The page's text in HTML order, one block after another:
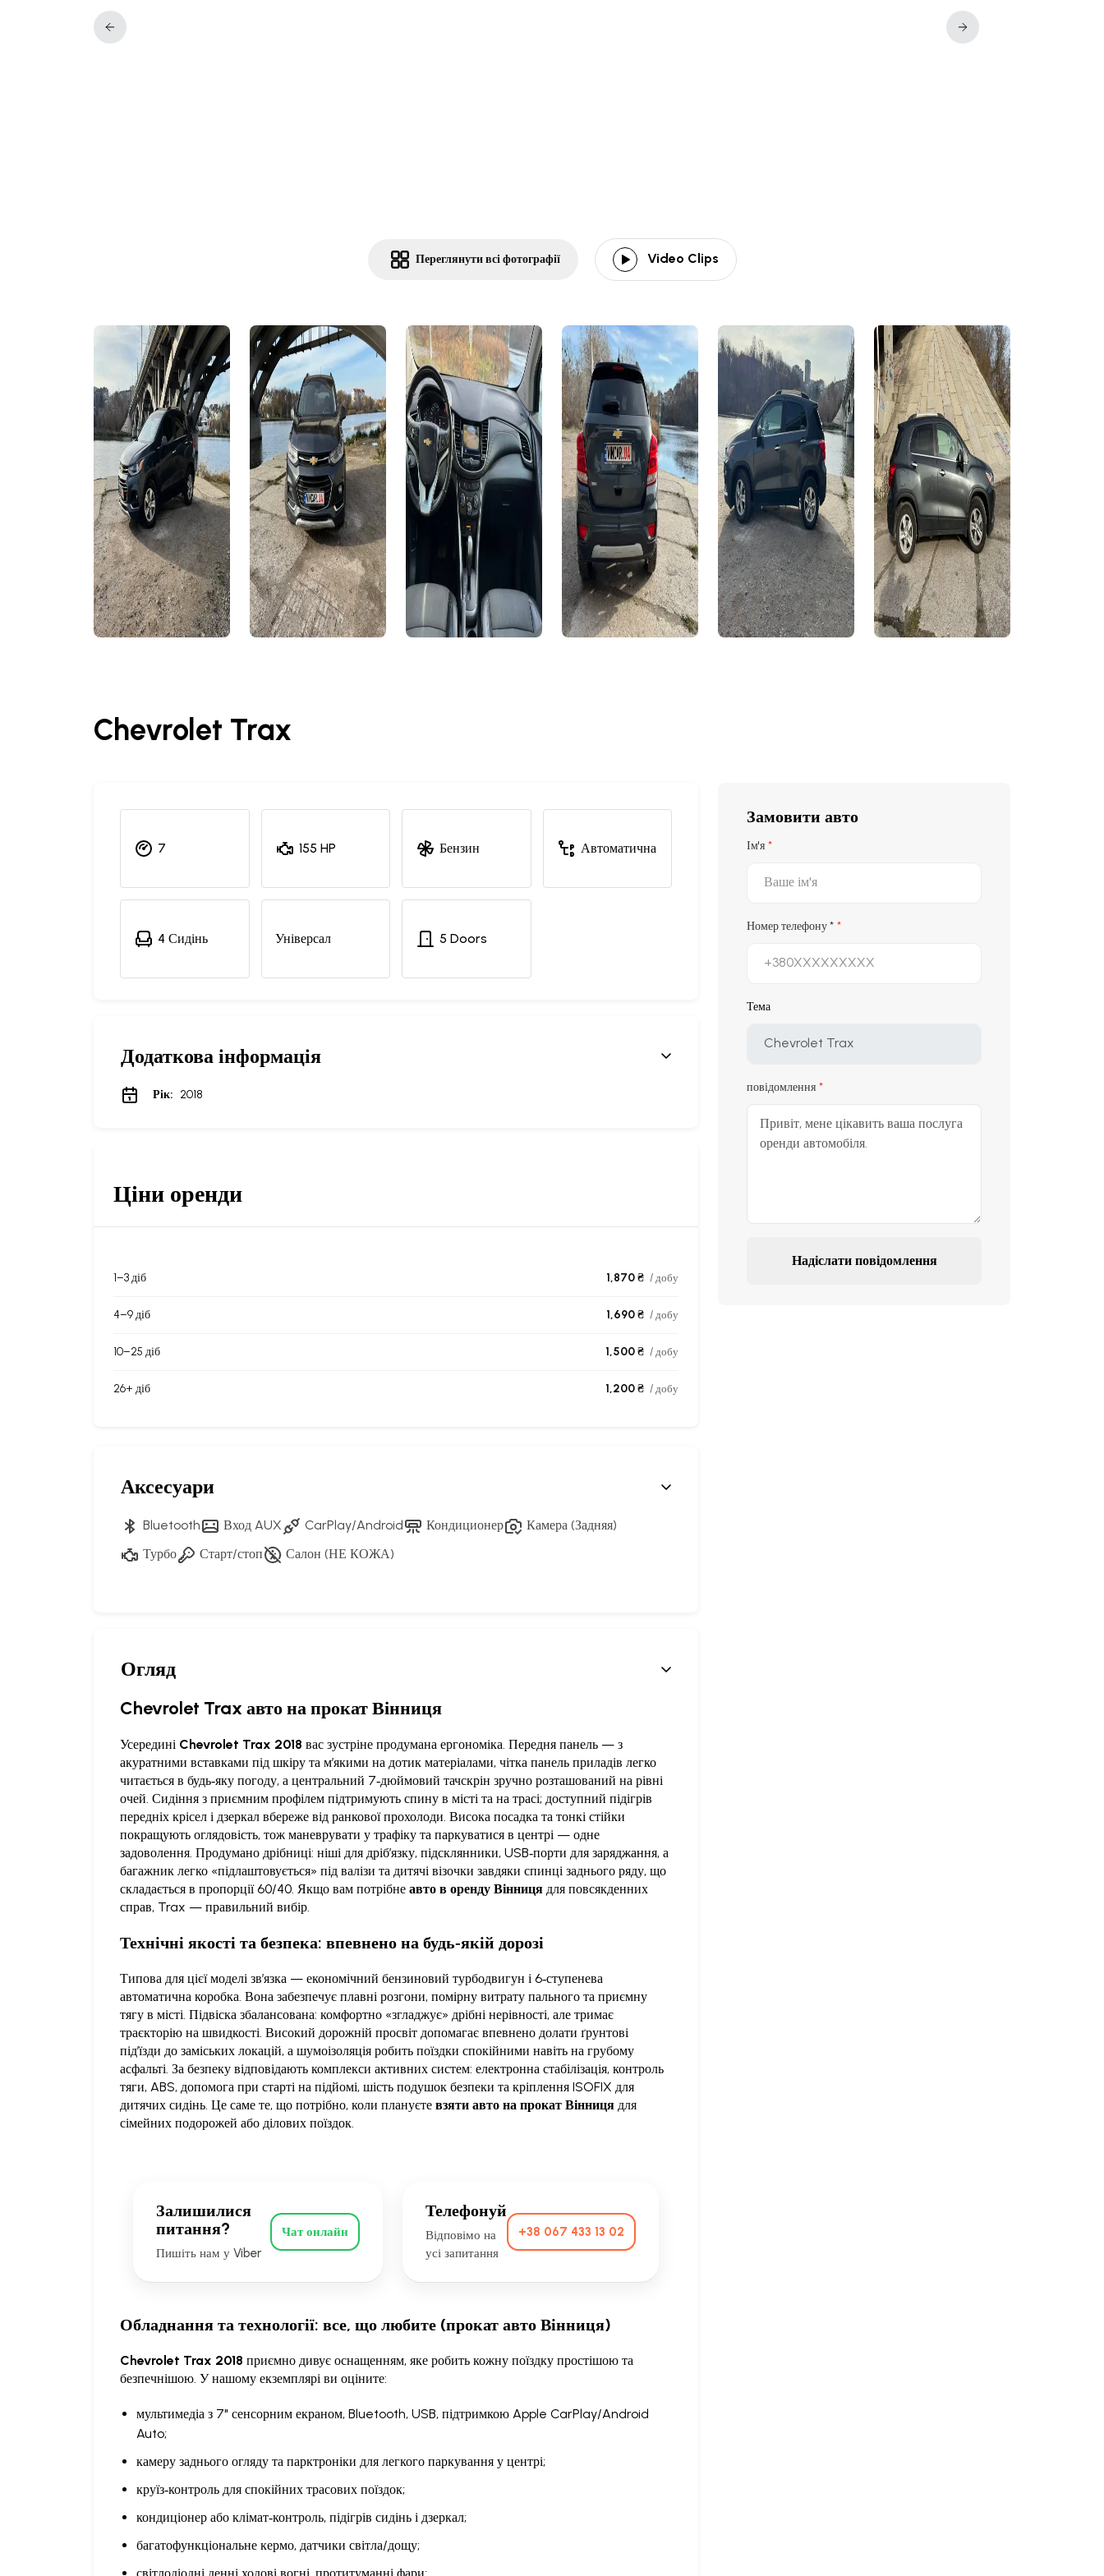
Переглянути всі фотографії Video Clips
Chevrolet Trax
7 155 HP Бензин Автоматична
4 Сидінь Універсал 5 Doors
Додаткова інформація
Рік: 2018
Ціни оренди
1–3 діб 1,870 ₴ / добу
4–9 діб 1,690 ₴ / добу
10–25 діб 1,500 ₴ / добу
26+ діб 1,200 ₴ / добу
Аксесуари
Bluetooth Вход AUX CarPlay/Android Кондиционер
Камера (Задняя)
Турбо
Старт/стоп Салон (НЕ КОЖА)
Огляд
Chevrolet Trax авто на прокат Вінниця
Усередині Chevrolet Trax 2018 вас зустріне продумана ергономіка. Передня панель — з
акуратними вставками під шкіру та м’якими на дотик матеріалами, чітка панель приладів легко
читається в будь‑яку погоду, а центральний 7‑дюймовий тачскрін зручно розташований на рівні
очей. Сидіння з приємним профілем підтримують спину в місті та на трасі; доступний підігрів
передніх крісел і дзеркал вбереже від ранкової прохолоди. Висока посадка та тонкі стійки
покращують оглядовість, тож маневрувати у трафіку та паркуватися в центрі — одне
задоволення. Продумано дрібниці: ніші для дріб’язку, підсклянники, USB‑порти для заряджання, а
багажник легко «підлаштовується» під валізи та дитячі візочки завдяки спинці заднього ряду, що
складається в пропорції 60/40. Якщо вам потрібне авто в оренду Вінниця для повсякденних
справ, Trax — правильний вибір.
Технічні якості та безпека: впевнено на будь‑якій дорозі
Типова для цієї моделі зв’язка — економічний бензиновий турбодвигун і 6‑ступенева
автоматична коробка. Вона забезпечує плавні розгони, помірну витрату пального та приємну
тягу в місті. Підвіска збалансована: комфортно «згладжує» дрібні нерівності, але тримає
траєкторію на швидкості. Високий дорожній просвіт допомагає впевнено долати ґрунтові
під’їзди до заміських локацій, а шумоізоляція робить поїздки спокійними навіть на грубому
асфальті. За безпеку відповідають комплекси активних систем: електронна стабілізація, контроль
тяги, ABS, допомога при старті на підйомі, шість подушок безпеки та кріплення ISOFIX для
дитячих сидінь. Це саме те, що потрібно, коли плануєте взяти авто на прокат Вінниця для
сімейних подорожей або ділових поїздок.
Залишилися
питання?
Пишіть нам у Viber
Чат онлайн
Телефонуй
Відповімо на
усі запитання
+38 067 433 13 02
Обладнання та технології: все, що любите (прокат авто Вінниця)
Chevrolet Trax 2018 приємно дивує оснащенням, яке робить кожну поїздку простішою та
безпечнішою. У нашому екземплярі ви оціните:
мультимедіа з 7" сенсорним екраном, Bluetooth, USB, підтримкою Apple CarPlay/Android
Auto;
камеру заднього огляду та парктроніки для легкого паркування у центрі;
круїз‑контроль для спокійних трасових поїздок;
кондиціонер або клімат‑контроль, підігрів сидінь і дзеркал;
багатофункціональне кермо, датчики світла/дощу;
Замовити авто
Ім'я
Номер телефону*
Тема
повідомлення
Надіслати повідомлення